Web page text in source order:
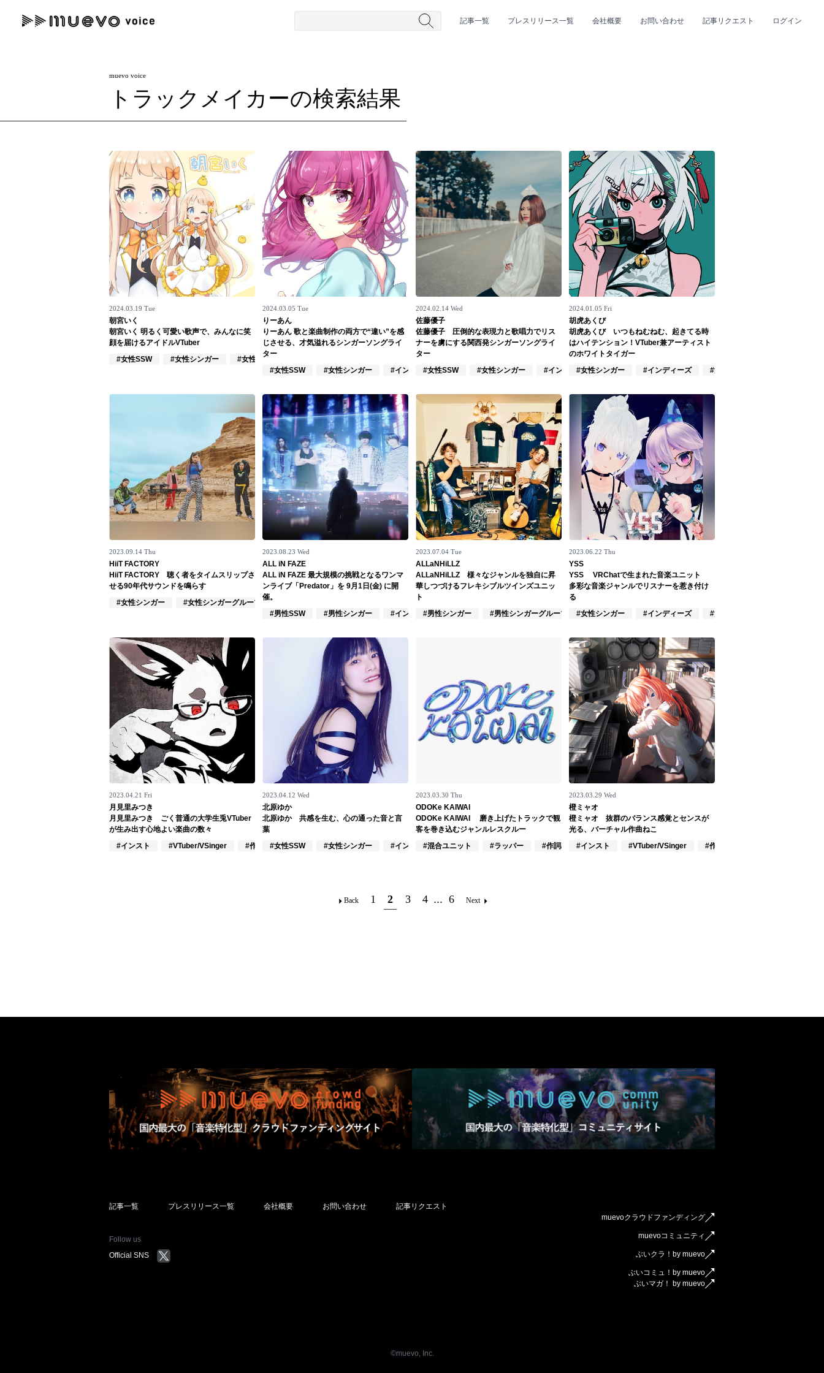
記事一覧 プレスリリース一覧 会社概要 お問い合わせ 記事リクエスト ログイン
#女性SSW #ロック #男性シンガー #HR/HM #女性シンガー #ヒップホップ #男性シンガーグループ #R&B/ソウル
muevo voice
トラックメイカーの検索結果
2024.03.19 Tue
朝宮いく
朝宮いく 明るく可愛い歌声で、みんなに笑
顔を届けるアイドルVTuber
#女性SSW
#女性シンガー #女性シンガーグループ
2024.03.05 Tue
りーあん
りーあん 歌と楽曲制作の両方で“違い”を感
じさせる、才気溢れるシンガーソングライ
ター
#女性SSW
#女性シンガー #インディーズ
2024.02.14 Wed
佐藤優子
佐藤優子 圧倒的な表現力と歌唱力でリス
ナーを虜にする関西発シンガーソングライ
ター
#女性SSW
#女性シンガー #インディーズ
2024.01.05 Fri
胡虎あくび
胡虎あくび いつもねむねむ、起きてる時
はハイテンション！VTuber兼アーティスト
のホワイトタイガー
#女性シンガー
#インディーズ #女性アイドル
2023.09.14 Thu
HiiT FACTORY
HiiT FACTORY 聴く者をタイムスリップさ
せる90年代サウンドを鳴らす
#女性シンガー
#女性シンガーグループ
2023.08.23 Wed
ALL iN FAZE
ALL iN FAZE 最大規模の挑戦となるワンマ
ンライブ「Predator」を 9月1日(金) に開
催。
#男性SSW
#男性シンガー #インディーズ
2023.07.04 Tue
ALLaNHiLLZ
ALLaNHiLLZ 様々なジャンルを独自に昇
華しつづけるフレキシブルツインズユニッ
ト
#男性シンガー
#男性シンガーグループ #インディーズ
2023.06.22 Thu
YSS
YSS VRChatで生まれた音楽ユニット
多彩な音楽ジャンルでリスナーを惹き付け
る
#女性シンガー
#インディーズ #混合ユニット
2023.04.21 Fri
月見里みつき
月見里みつき ごく普通の大学生兎VTuber
が生み出す心地よい楽曲の数々
#インスト
#VTuber/VSinger #作詞/作曲家
2023.04.12 Wed
北原ゆか
北原ゆか 共感を生む、心の通った音と言
葉
#女性SSW
#女性シンガー #インディーズ
2023.03.30 Thu
ODOKe KAIWAI
ODOKe KAIWAI 磨き上げたトラックで観
客を巻き込むジャンルレスクルー
#混合ユニット
#ラッパー #作詞/作曲家
2023.03.29 Wed
橙ミャオ
橙ミャオ 抜群のバランス感覚とセンスが
光る、バーチャル作曲ねこ
#インスト
#VTuber/VSinger #作詞/作曲家
Back 1 2 3 4 ... 6 Next
記事一覧 プレスリリース一覧 会社概要 お問い合わせ
記事リクエスト
muevoクラウドファンディング
muevoコミュニティ
ぶいクラ！by muevo
ぶいコミュ！by muevo
ぶいマガ！ by muevo
Follow us
Official SNS
©︎muevo, Inc.